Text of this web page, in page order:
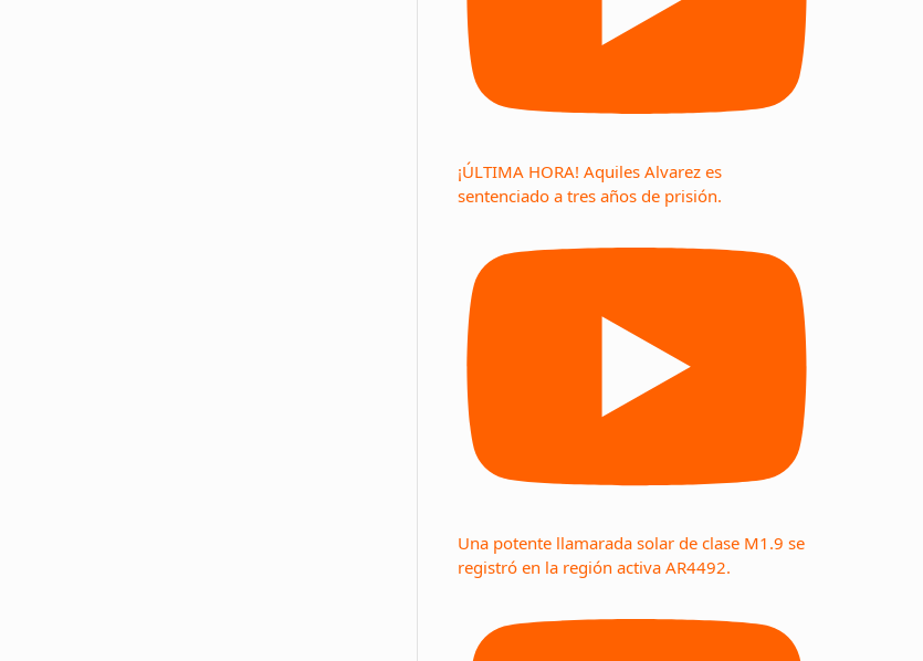
¡ÚLTIMA HORA! Aquiles Alvarez es
sentenciado a tres años de prisión.
Una potente llamarada solar de clase M1.9 se
registró en la región activa AR4492.